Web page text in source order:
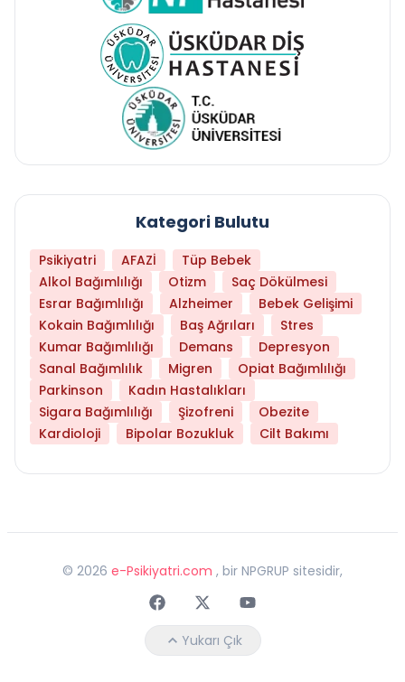
Kategori Bulutu
Psikiyatri AFAZİ
Tüp Bebek
Alkol Bağımlılığı
Otizm
Saç Dökülmesi
Esrar Bağımlılığı
Alzheimer
Bebek Gelişimi
Kokain Bağımlılığı
Baş Ağrıları
Stres
Kumar Bağımlılığı
Demans
Depresyon
Sanal Bağımlılık
Migren
Opiat Bağımlılığı
Parkinson
Kadın Hastalıkları
Sigara Bağımlılığı
Şizofreni
Obezite
Kardioloji
Bipolar Bozukluk Cilt Bakımı
© 2026 e-Psikiyatri.com , bir NPGRUP sitesidir,
FaceebokTwitterYoutube
Yukarı Çık